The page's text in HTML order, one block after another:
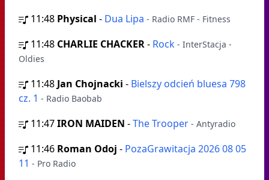
11:48 Physical - Dua Lipa - Radio RMF - Fitness
11:48 CHARLIE CHACKER- Rock - InterStacja -
Oldies
11:48 Jan Chojnacki - Bielszy odcień bluesa 798
cz. 1 - Radio Baobab
11:47IRON MAIDEN -The Trooper - Antyradio
11:46 Roman Odoj - PozaGrawitacja 2026 08 05
11 - Pro Radio